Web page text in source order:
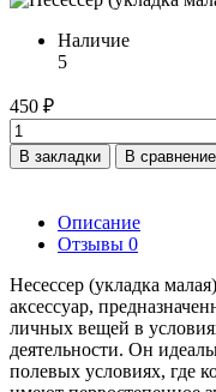
Наличие
5
450 ₽
В закладки
В сравнение
Описание
Отзывы 0
Несессер (укладка
аксессуар,
личных вещей в
деятельности. Он
полевых условиях, где